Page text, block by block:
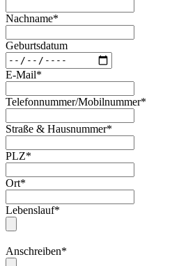
Nachname*
Geburtsdatum
E-Mail*
Telefonnummer/Mobilnummer*
Straße & Hausnummer*
PLZ*
Ort*
Lebenslauf*
Anschreiben*